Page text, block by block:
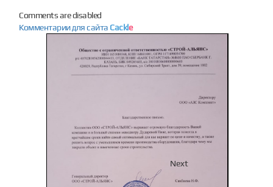
Comments are disabled
Комментарии для сайта Cackle
Next